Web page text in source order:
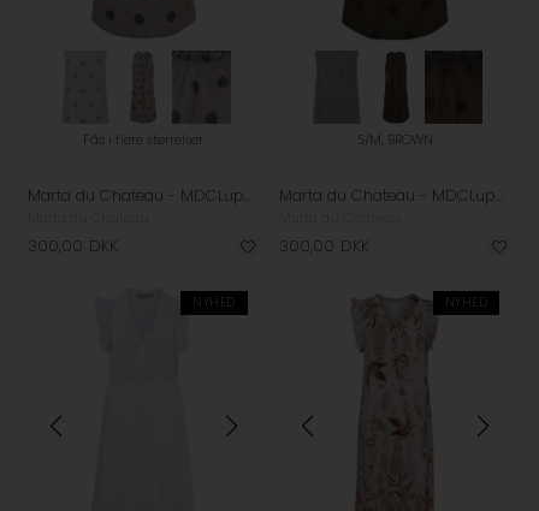
Fås i flere størrelser
Marta du Chateau - MDCLuppa Kjole - Fango
300,00 DKK
S/M, BROWN
Marta du Chateau - MDCLuppa Kjole - Brown
300,00 DKK
NYHED NYHED